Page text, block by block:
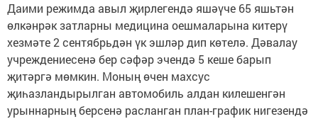
Даими режимда авыл җирлегендә яшәүче 65 яшьтән
өлкәнрәк затларны медицина оешмаларына китерү
хезмәте 2 сентябрьдән үк эшләр дип көтелә. Дәвалау
учреждениесенә бер сәфәр эчендә 5 кеше барып
җитәргә мөмкин. Моның өчен махсус
җиһазландырылган автомобиль алдан килешенгән
урыннарның берсенә расланган план-график нигезендә